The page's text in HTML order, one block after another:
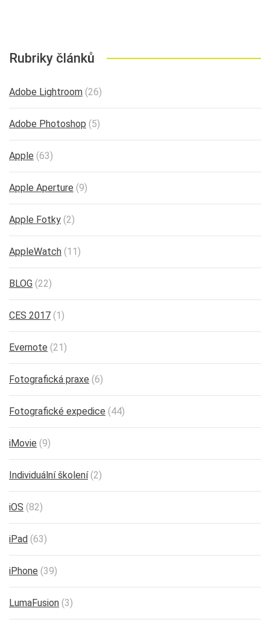
Rubriky článků
Adobe Lightroom (26)
Adobe Photoshop (5)
Apple (63)
Apple Aperture (9)
Apple Fotky (2)
AppleWatch (11)
BLOG (22)
CES 2017 (1)
Evernote (21)
Fotografická praxe (6)
Fotografické expedice (44)
iMovie (9)
Individuální školení(2)
iOS (82)
iPad (63)
iPhone (39)
LumaFusion (3)